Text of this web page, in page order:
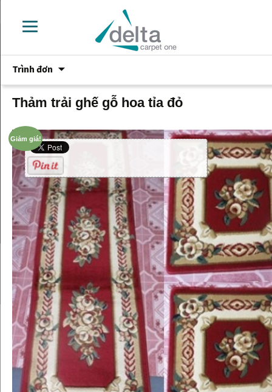
Trình đơn
phần
nội
dung
Thảm trải ghế gỗ hoa tỉa đỏ
Giảm giá!